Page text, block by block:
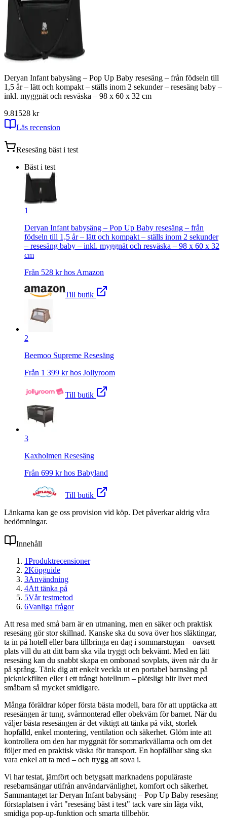
Deryan Infant babysäng – Pop Up Baby resesäng – från födseln till
1,5 år – lätt och kompakt – ställs inom 2 sekunder – resesäng baby –
inkl. myggnät och resväska – 98 x 60 x 32 cm
9.81 528 kr
Läs recension
Resesäng bäst i test
Bäst i test
1
Deryan Infant babysäng – Pop Up Baby resesäng – från
födseln till 1,5 år – lätt och kompakt – ställs inom 2 sekunder
– resesäng baby – inkl. myggnät och resväska – 98 x 60 x 32
cm
Från 528 kr hos Amazon
Till butik
2
Beemoo Supreme Resesäng
Från 1 399 kr hos Jollyroom
Till butik
3
Kaxholmen Resesäng
Från 699 kr hos Babyland
Till butik
Länkarna kan ge oss provision vid köp. Det påverkar aldrig våra
bedömningar.
Innehåll
1Produktrecensioner
2Köpguide
3Användning
4Att tänka på
5Vår testmetod
6Vanliga frågor
Att resa med små barn är en utmaning, men en säker och praktisk
resesäng gör stor skillnad. Kanske ska du sova över hos släktingar,
ta in på hotell eller bara tillbringa en dag i sommarstugan – oavsett
plats vill du att ditt barn ska vila tryggt och bekvämt. Med en lätt
resesäng kan du snabbt skapa en ombonad sovplats, även när du är
på språng. Tänk dig att enkelt veckla ut en portabel barnsäng på
picknickfilten eller i ett trångt hotellrum – plötsligt blir livet med
småbarn så mycket smidigare.
Många föräldrar köper första bästa modell, bara för att upptäcka att
resesängen är tung, svårmonterad eller obekväm för barnet. När du
väljer bästa resesängen är det viktigt att tänka på vikt, storlek
hopfälld, enkel montering, ventilation och säkerhet. Glöm inte att
kontrollera om den har myggnät för sommarkvällarna och om det
följer med en praktisk väska för transport. En hopfällbar säng ska
vara enkel att ta med – och trygg att sova i.
Vi har testat, jämfört och betygsatt marknadens populäraste
resebarnsängar utifrån användarvänlighet, komfort och säkerhet.
Sammantaget tar Deryan Infant babysäng – Pop Up Baby resesäng
förstaplatsen i vårt "resesäng bäst i test" tack vare sin låga vikt,
smidiga pop-up-funktion och smarta tillbehör.